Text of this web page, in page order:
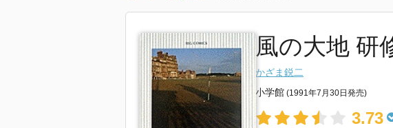
風の大地 研
かざま鋭二
小学館 (1991年7月30日発売)
3.73